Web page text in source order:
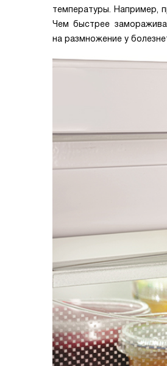
температуры. Например,
Чем быстрее
на размножение у